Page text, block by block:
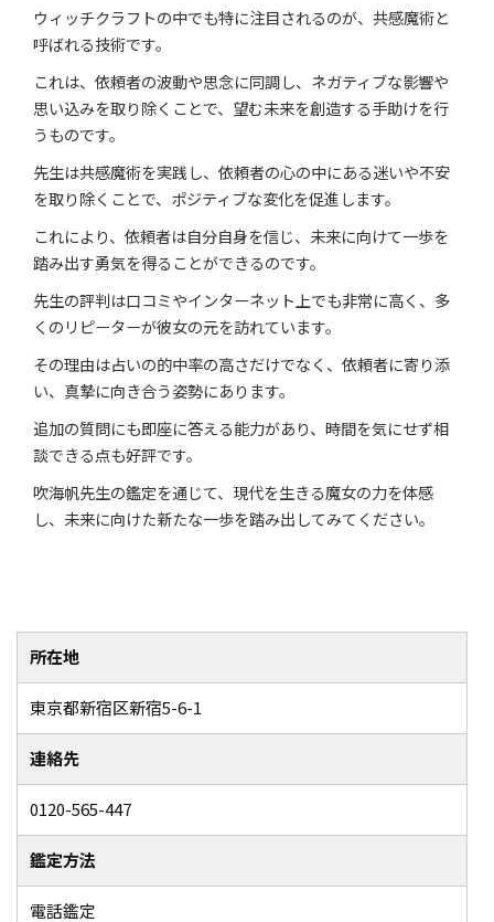
ウィッチクラフトの中でも特に注目されるのが、共感魔術と
呼ばれる技術です。
これは、依頼者の波動や思念に同調し、ネガティブな影響や
思い込みを取り除くことで、望む未来を創造する手助けを行
うものです。
先生は共感魔術を実践し、依頼者の心の中にある迷いや不安
を取り除くことで、ポジティブな変化を促進します。
これにより、依頼者は自分自身を信じ、未来に向けて一歩を
踏み出す勇気を得ることができるのです。
先生の評判は口コミやインターネット上でも非常に高く、多
くのリピーターが彼女の元を訪れています。
その理由は占いの的中率の高さだけでなく、依頼者に寄り添
い、真摯に向き合う姿勢にあります。
追加の質問にも即座に答える能力があり、時間を気にせず相
談できる点も好評です。
吹海帆先生の鑑定を通じて、現代を生きる魔女の力を体感
し、未来に向けた新たな一歩を踏み出してみてください。
所在地
東京都新宿区新宿5-6-1
連絡先
0120-565-447
鑑定方法
電話鑑定